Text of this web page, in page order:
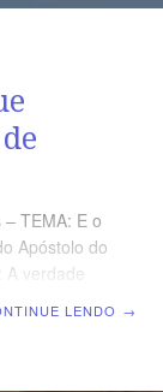
– TEMA: E o
Apóstolo do
A verdade
LENDO →